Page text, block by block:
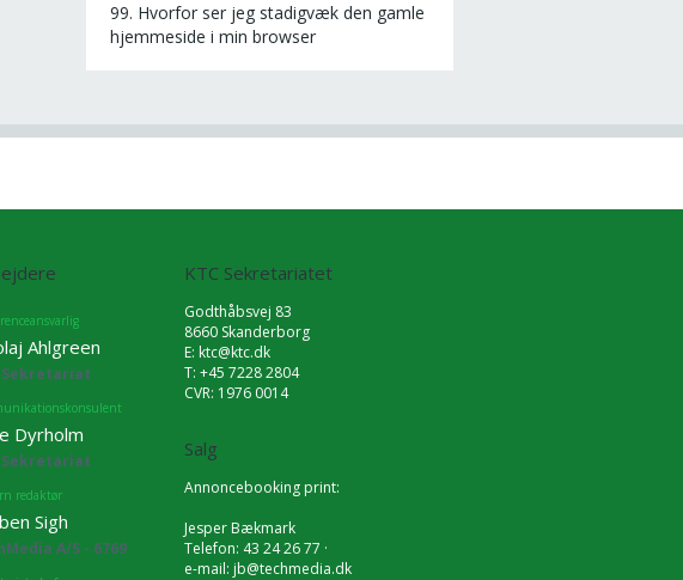
99. Hvorfor ser jeg stadigvæk den gamle
hjemmeside i min browser
Ahlgreen
Sekretariat
Dyrholm
Sekretariat
redaktør
Sigh
A/S - 6769
KTC Sekretariatet
Godthåbsvej 83
8660 Skanderborg
E: ktc@ktc.dk
T: +45 7228 2804
CVR: 1976 0014
Salg
Annoncebooking print:
Jesper Bækmark
Telefon: 43 24 26 77 ·
e-mail: jb@techmedia.dk